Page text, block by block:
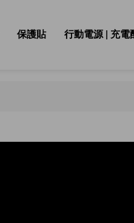
保護貼 行動電源 | 充電